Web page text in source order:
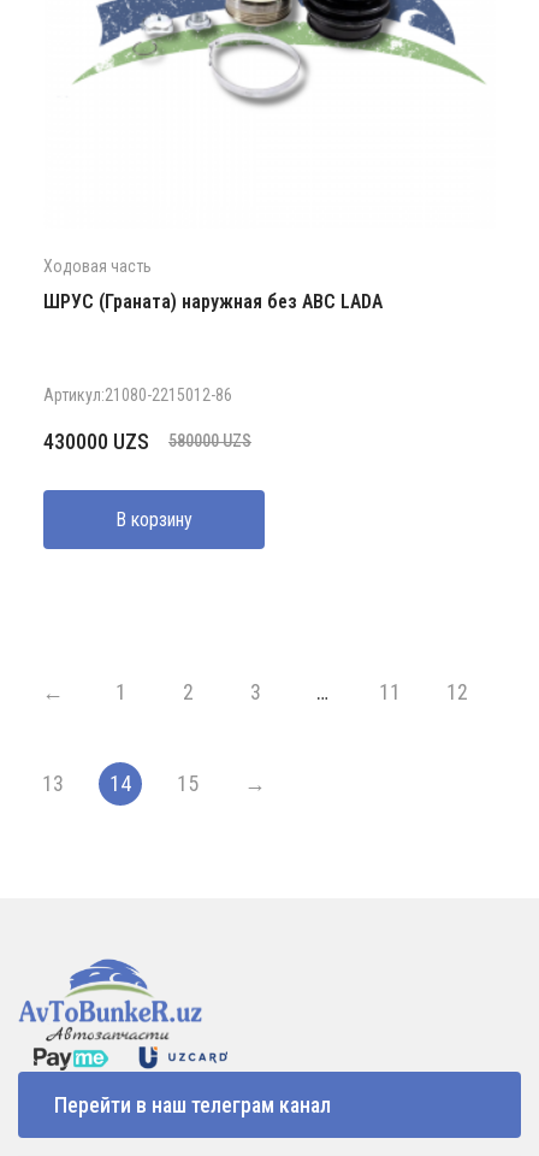
Ходовая часть
ШРУС (Граната) наружная без АВС LADA
Артикул:21080-2215012-86
580000UZS
Первоначальная
составляла
580000 UZS.
430000 UZS
Текущая
430000 UZS.
В корзину
← 1 2 3 … 11 12
13 14 15 →
Перейти в наш телеграм канал